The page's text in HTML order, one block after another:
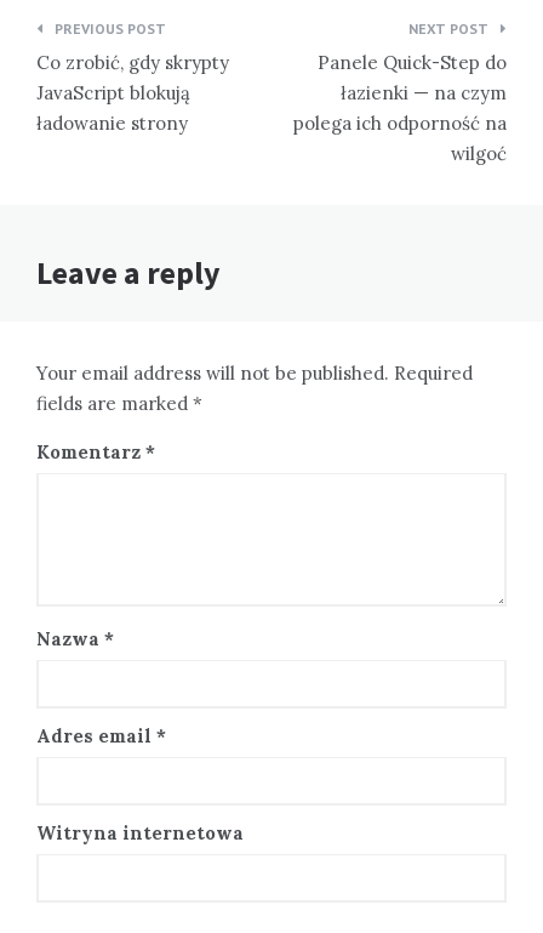
Nawigacja
wpisu
PREVIOUS POST
Co zrobić, gdy skrypty
JavaScript blokują
ładowanie strony
NEXT POST
Panele Quick-Step do
łazienki — na czym
polega ich odporność na
wilgoć
Leave a reply
Your email address will not be published. Required
fields are marked *
Komentarz *
Nazwa *
Adres email *
Witryna internetowa